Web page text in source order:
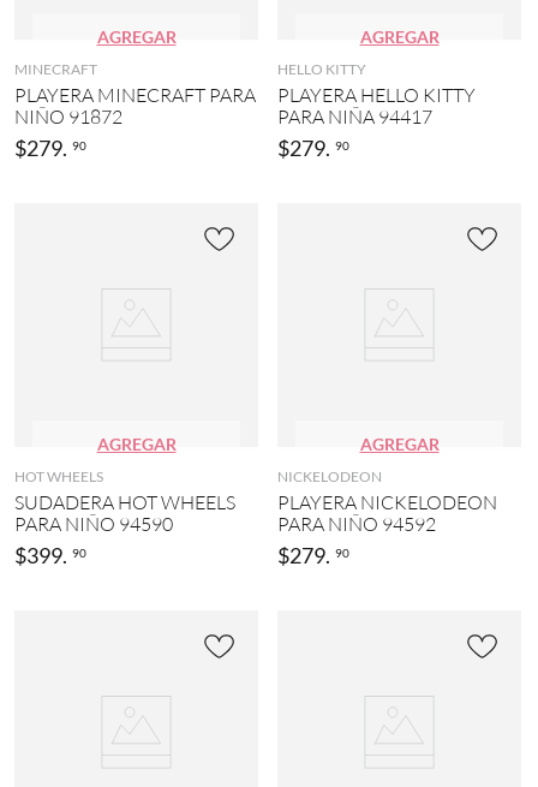
AGREGAR
MINECRAFT
PLAYERA MINECRAFT PARA
NIÑO 91872
$279. 90
AGREGAR
HELLO KITTY
PLAYERA HELLO KITTY
PARA NIÑA 94417
$279. 90
AGREGAR
HOT WHEELS
SUDADERA HOT WHEELS
PARA NIÑO 94590
$399. 90
AGREGAR
NICKELODEON
PLAYERA NICKELODEON
PARA NIÑO 94592
$279. 90